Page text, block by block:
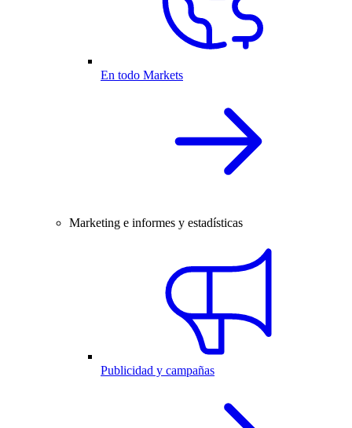
En todo Markets
Marketing e informes y estadísticas
Publicidad y campañas